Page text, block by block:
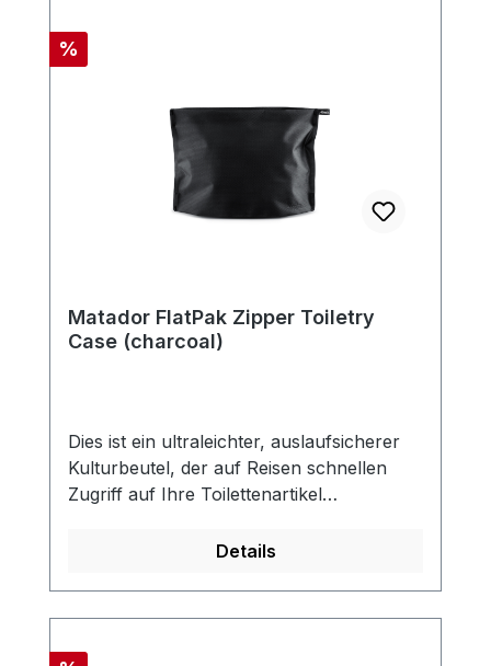
Rabatt
%
Matador FlatPak Zipper Toiletry
Case (charcoal)
Dies ist ein ultraleichter, auslaufsicherer
Kulturbeutel, der auf Reisen schnellen
Zugriff auf Ihre Toilettenartikel
WASSERBESTÄNDIGHergestellt aus
geschweißter Konstruktion, um Lecks zu
verhindern und den Inhalt auf nassen
Arbeitsplatten trocken zu halten. NASSE
Details